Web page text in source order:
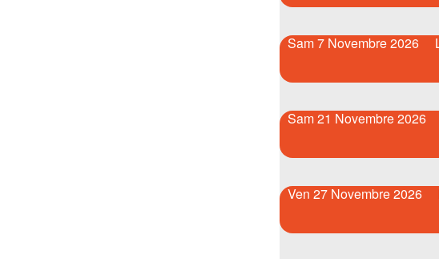
Sam 7 Novembre 2026
Sam 21 Novembre 2026
Ven 27 Novembre 2026